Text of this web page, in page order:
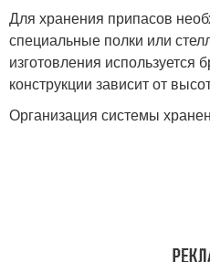
Для хранения припасов
специальные полки или
изготовления используется
конструкции зависит от
Организация системы